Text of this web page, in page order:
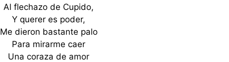
Al flechazo de Cupido,
Y querer es poder,
Me dieron bastante palo
Para mirarme caer
Una coraza de amor